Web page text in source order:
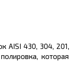
AISI 430, 304, 201,
которая